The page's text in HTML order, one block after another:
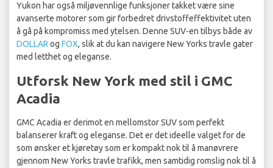
Yukon har også miljøvennlige funksjoner takket være sine
avanserte motorer som gir forbedret drivstoffeffektivitet uten
å gå på kompromiss med ytelsen. Denne SUV-en tilbys både av
DOLLAR og FOX, slik at du kan navigere New Yorks travle gater
med letthet og eleganse.
Utforsk New York med stil i GMC
Acadia
GMC Acadia er derimot en mellomstor SUV som perfekt
balanserer kraft og eleganse. Det er det ideelle valget for de
som ønsker et kjøretøy som er kompakt nok til å manøvrere
gjennom New Yorks travle trafikk, men samtidig romslig nok til å